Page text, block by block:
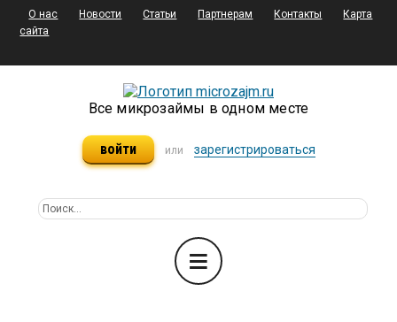
О нас Новости Статьи Партнерам Контакты
Карта
сайта
Все микрозаймы в одном месте
войти или зарегистрироваться